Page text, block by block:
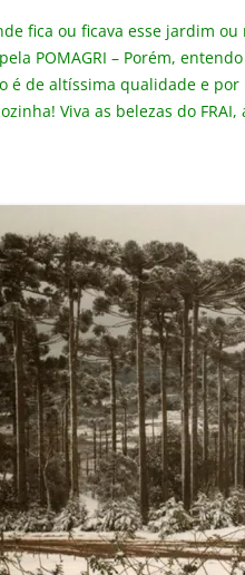
fica ou ficava esse jardim
POMAGRI – Porém,
é de altíssima qualidade e
Viva as belezas do